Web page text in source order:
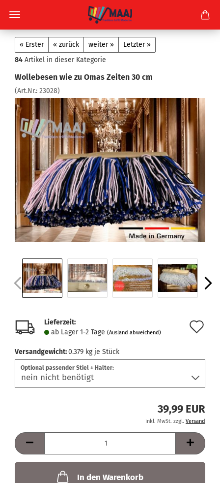
« Erster « zurück weiter »
Letzter »
84 Artikel in dieser Kategorie
Wollebesen wie zu Omas Zeiten 30 cm
(Art.Nr.: 23028)
Lieferzeit:
ab Lager 1-2 Tage (Ausland abweichend)
Versandgewicht:0.379 kg je Stück
Optional passender Stiel + Halter:
39,99 EUR
inkl. MwSt. zzgl. Versand
In den Warenkorb